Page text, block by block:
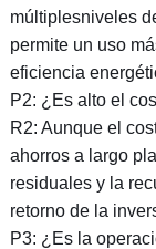
múltiplesniveles
permite un uso
eficiencia
P2: ¿Es alto el
R2: Aunque el
ahorros a largo
residuales y la
retorno de la
P3: ¿Es la